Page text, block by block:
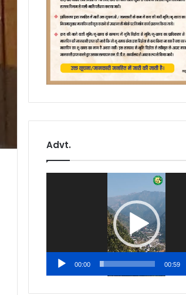
Advt.
00:00 00:59